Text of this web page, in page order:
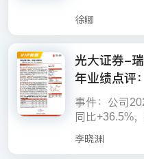
避险，叠加
贸易摩擦持续
务院印发《加
2035年）》，
基”，利好农
险情绪浓厚。
猪价因猪肉
美国进口大
猪养殖行业
猪饲料板块：
腰部规模高成
对原产于美国
税率基础上加
中国对原产于
美国进口大豆
于玉米等其
加依赖进口。
兽用金霉素板
全球龙头优
会。金河生
霉素持续保
▌宠物经济板
提升影响。此
000万减值准
作关系，通
助客户实现降
产工厂通过海
做好准备。公
公司通过印尼
GMP认证；
级合作，打造
深耕宠物板
普生物以“三
通过瑞普生物
三大核心板块
证-流通服务”
台覆盖全国
院）、3400
一步提升，
盈利预测与投
年公司EPS为
风险提示：养
投资要点
事件：公司发
年公司实现营
2%，实现归
3.7%。其中
同比+17.93%
点评：化药业
进。分品类
应链等业务
兽用生物制品
徐卿
光大证券-
年业绩点评
物板块完
事件：公司
同比+36.5%
比-33.61%，
比-11.87%。
全年营收稳健
李晓渊